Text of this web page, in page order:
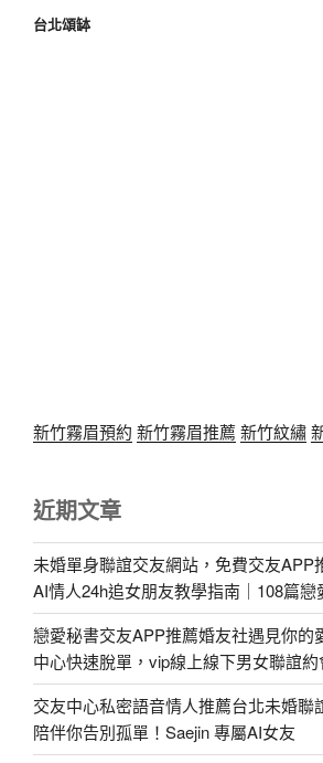
台北頌缽
新竹霧眉預約 新竹霧眉推薦 新竹紋繡
近期文章
未婚單身聯誼交友網站，免費交友APP
AI情人24h追女朋友教學指南｜108篇戀
戀愛秘書交友APP推薦婚友社遇見你的
中心快速脫單，vip線上線下男女聯誼
交友中心私密語音情人推薦台北未婚聯
陪伴你告別孤單！Saejin 專屬AI女友